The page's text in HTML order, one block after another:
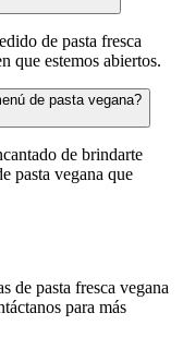
de pasta fresca
que estemos abiertos.
de pasta vegana?
de brindarte
pasta vegana que
de pasta fresca vegana
para más